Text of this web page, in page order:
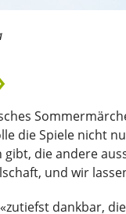
die Spiele nicht
die andere
und wir
dankbar,